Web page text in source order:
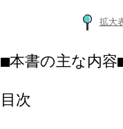
拡大
■本書の主な内容
目次